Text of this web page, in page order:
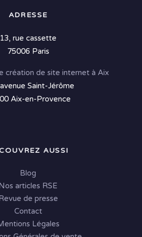
ADRESSE
13, rue cassette
75006 Paris
création de site internet à Aix
Saint-Jérôme
Aix-en-Provence
AUSSI
Blog
articles RSE
de presse
Contact
Légales